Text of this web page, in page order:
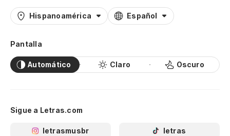
Hispanoamérica Español
Pantalla
Automático Claro Oscuro
Sigue a Letras.com
letrasmusbr letras